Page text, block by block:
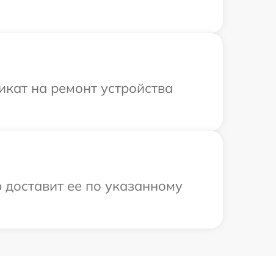
на ремонт устройства
ее по указанному